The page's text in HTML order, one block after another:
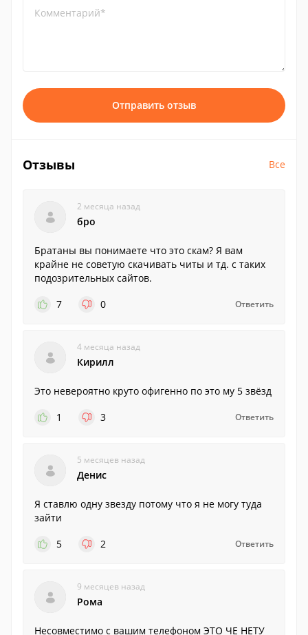
Комментарий*
Отправить отзыв
Отзывы Все
2 месяца назад
бро
Братаны вы понимаете что это скам? Я вам
крайне не советую скачивать читы и тд. с таких
подозрительных сайтов.
7
0 Ответить
4 месяца назад
Кирилл
Это невероятно круто офигенно по это му 5 звёзд
1
3 Ответить
5 месяцев назад
Денис
Я ставлю одну звезду потому что я не могу туда
зайти
5
2 Ответить
9 месяцев назад
Рома
Несовместимо с вашим телефоном ЭТО ЧЕ НЕТУ